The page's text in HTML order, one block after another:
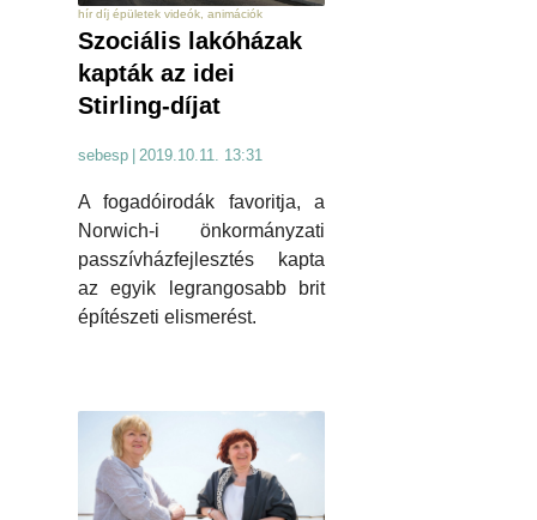
hír díj épületek videók, animációk
Szociális lakóházak
kapták az idei
Stirling-díjat
sebesp | 2019.10.11. 13:31
A fogadóirodák favoritja, a
Norwich-i önkormányzati
passzívházfejlesztés kapta
az egyik legrangosabb brit
építészeti elismerést.